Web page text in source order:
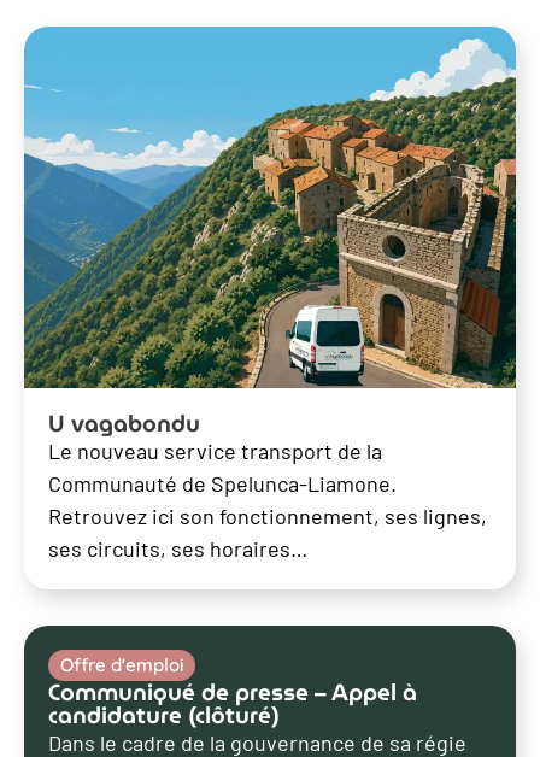
U vagabondu
Le nouveau service transport de la
Communauté de Spelunca-Liamone.
Retrouvez ici son fonctionnement, ses lignes,
ses circuits, ses horaires…
Offre d'emploi
Communiqué de presse – Appel à
candidature (clôturé)
Dans le cadre de la gouvernance de sa régie